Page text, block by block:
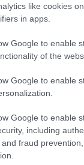
like cookies
in apps.
Google to enable
of the
Google to enable
Google to enable
including
fraud
20:54
η
και ταχύτερη